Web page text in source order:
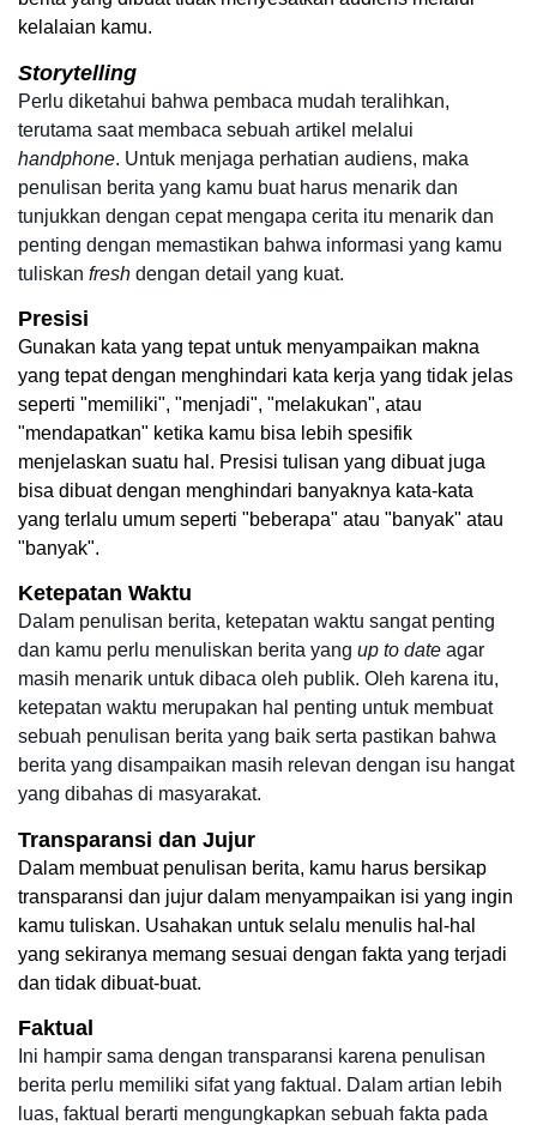
kelalaian kamu.
Storytelling
Perlu diketahui bahwa pembaca mudah teralihkan,
handphone. Untuk menjaga perhatian audiens, maka
penulisan berita yang kamu buat harus menarik dan
tunjukkan dengan cepat mengapa cerita itu menarik dan
penting dengan memastikan bahwa informasi yang kamu
tuliskan fresh dengan detail yang kuat.
Presisi
Gunakan kata yang tepat untuk menyampaikan makna
yang tepat dengan menghindari kata kerja yang tidak jelas
seperti "memiliki", "menjadi", "melakukan", atau
"mendapatkan" ketika kamu bisa lebih spesifik
menjelaskan suatu hal. Presisi tulisan yang dibuat juga
bisa dibuat dengan menghindari banyaknya kata-kata
yang terlalu umum seperti "beberapa" atau "banyak" atau
"banyak".
Ketepatan Waktu
Dalam penulisan berita, ketepatan waktu sangat penting
dan kamu perlu menuliskan berita yang up to date agar
masih menarik untuk dibaca oleh publik. Oleh karena itu,
ketepatan waktu merupakan hal penting untuk membuat
sebuah penulisan berita yang baik serta pastikan bahwa
berita yang disampaikan masih relevan dengan isu hangat
yang dibahas di masyarakat.
Transparansi dan Jujur
Dalam membuat penulisan berita, kamu harus bersikap
transparansi dan jujur dalam menyampaikan isi yang ingin
kamu tuliskan. Usahakan untuk selalu menulis hal-hal
yang sekiranya memang sesuai dengan fakta yang terjadi
dan tidak dibuat-buat.
Faktual
Ini hampir sama dengan transparansi karena penulisan
berita perlu memiliki sifat yang faktual. Dalam artian lebih
luas, faktual berarti mengungkapkan sebuah fakta pada